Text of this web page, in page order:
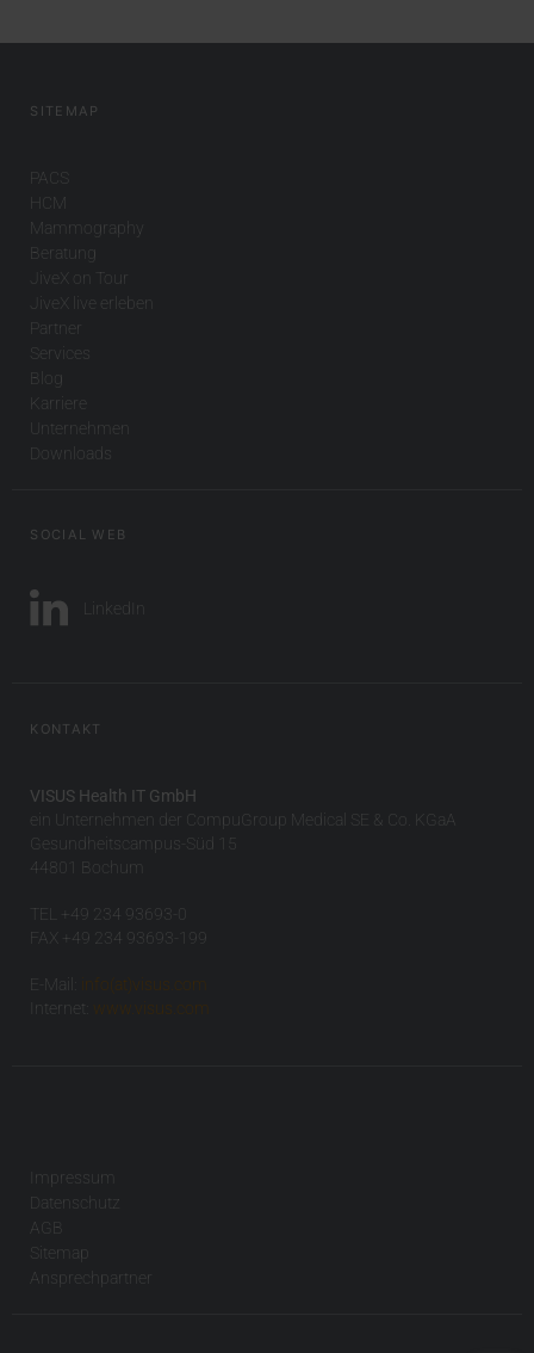
SITEMAP
PACS
HCM
Mammography
Beratung
JiveX on Tour
JiveX live erleben
Partner
Services
Blog
Karriere
Unternehmen
Downloads
SOCIAL WEB
LinkedIn
KONTAKT
VISUS Health IT GmbH
ein Unternehmen der CompuGroup Medical SE & Co. KGaA
Gesundheitscampus-Süd 15
44801 Bochum
TEL +49 234 93693-0
FAX +49 234 93693-199
E-Mail:
info(at)visus.com
Internet:
www.visus.com
Impressum
Datenschutz
AGB
Sitemap
Ansprechpartner